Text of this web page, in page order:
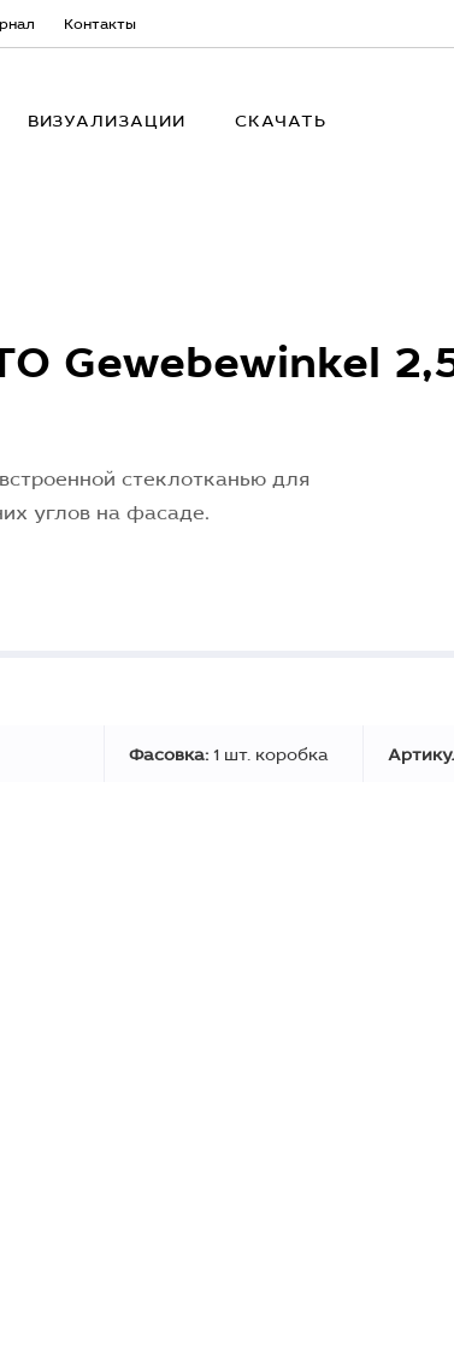
Контакты
ВИЗУАЛИЗАЦИИ СКАЧАТЬ
Gewebewinkel
стеклотканью для
углов на фасаде.
Фасовка: 1 шт. коробка